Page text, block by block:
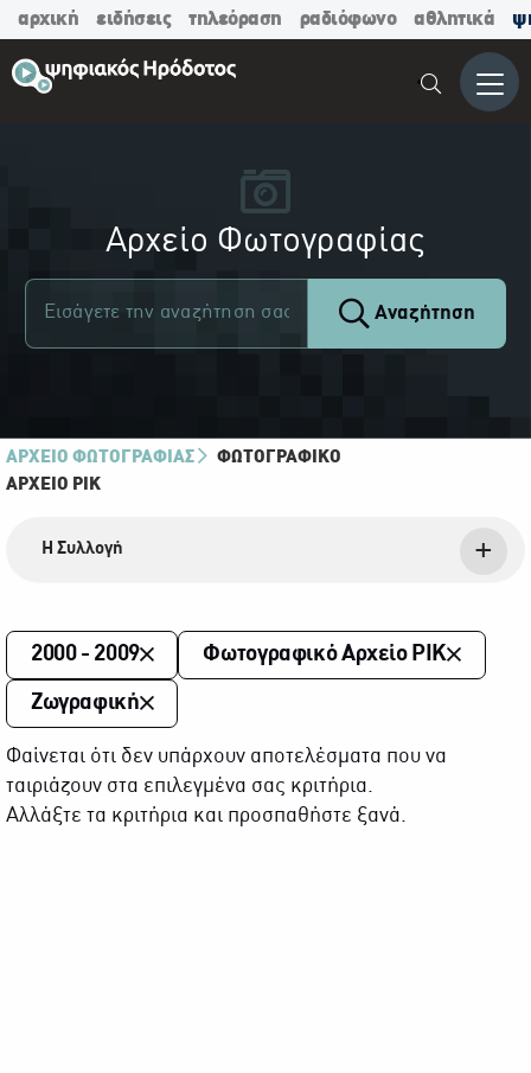
αρχική ειδήσεις τηλεόραση ραδιόφωνο αθλητικά
Μενού
Αρχείο Φωτογραφίας
Αναζήτηση
ΑΡΧΕΙΟ ΦΩΤΟΓΡΑΦΙΑΣ
ΦΩΤΟΓΡΑΦΙΚΌ
ΑΡΧΕΊΟ ΡΙΚ
Η Συλλογή
2000 - 2009 Φωτογραφικό Αρχείο ΡΙΚ
Ζωγραφική
Φαίνεται ότι δεν υπάρχουν αποτελέσματα που να
ταιριάζουν στα επιλεγμένα σας κριτήρια.
Αλλάξτε τα κριτήρια και προσπαθήστε ξανά.